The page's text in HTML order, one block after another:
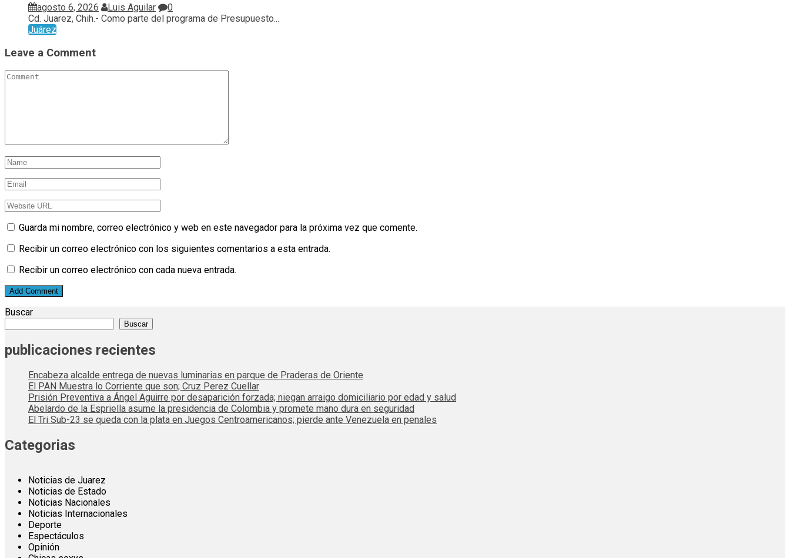
agosto 6, 2026 Luis Aguilar
0
Cd. Juarez, Chih.- Como parte del programa de Presupuesto...
Juárez
Leave a Comment
Guarda mi nombre, correo electrónico y web en este navegador para la próxima vez que comente.
Recibir un correo electrónico con los siguientes comentarios a esta entrada.
Recibir un correo electrónico con cada nueva entrada.
Buscar
Buscar
publicaciones recientes
Encabeza alcalde entrega de nuevas luminarias en parque de Praderas de Oriente
El PAN Muestra lo Corriente que son; Cruz Perez Cuellar
Prisión Preventiva a Ángel Aguirre por desaparición forzada; niegan arraigo domiciliario por edad y salud
Abelardo de la Espriella asume la presidencia de Colombia y promete mano dura en seguridad
El Tri Sub-23 se queda con la plata en Juegos Centroamericanos; pierde ante Venezuela en penales
Categorias
Noticias de Juarez
Noticias de Estado
Noticias Nacionales
Noticias Internacionales
Deporte
Espectáculos
Opinión